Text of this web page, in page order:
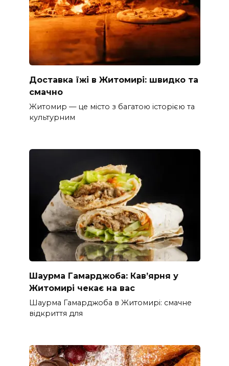
Доставка їжі в Житомирі: швидко та
смачно
Житомир — це місто з багатою історією та
культурним
Шаурма Гамарджоба: Кав’ярня у
Житомирі чекає на вас
Шаурма Гамарджоба в Житомирі: смачне
відкриття для